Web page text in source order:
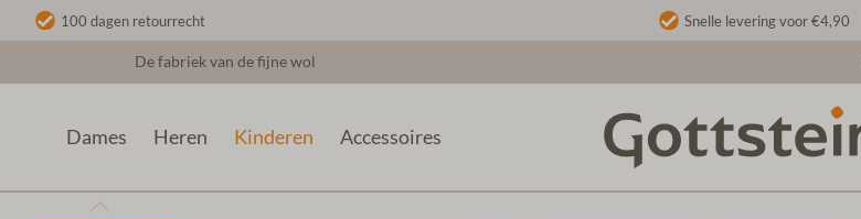
100 dagen retourrecht Snelle levering voor €4,90
De fabriek van de fijne wol
Dames Heren Kinderen Accessoires